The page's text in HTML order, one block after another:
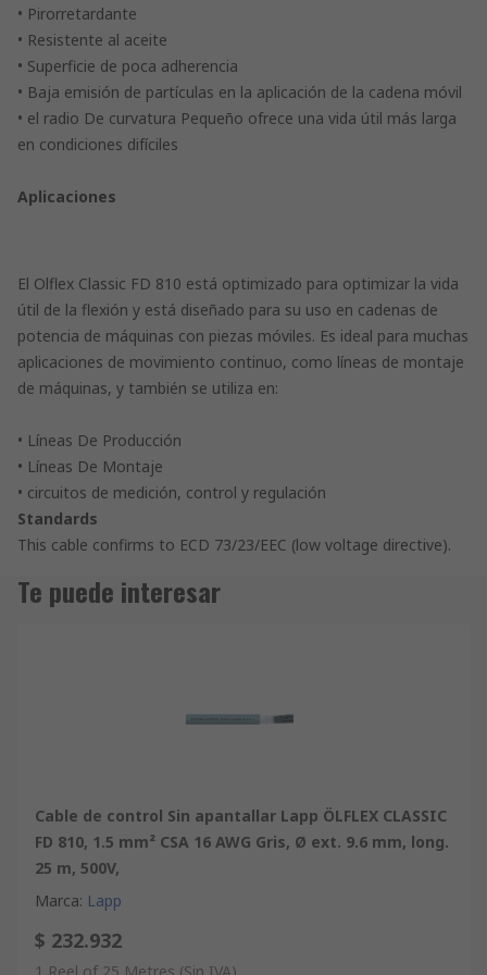
• Pirorretardante
• Resistente al aceite
• Superficie de poca adherencia
• Baja emisión de partículas en la aplicación de la cadena móvil
• el radio De curvatura Pequeño ofrece una vida útil más larga
en condiciones difíciles
Aplicaciones
El Olflex Classic FD 810 está optimizado para optimizar la vida
útil de la flexión y está diseñado para su uso en cadenas de
potencia de máquinas con piezas móviles. Es ideal para muchas
aplicaciones de movimiento continuo, como líneas de montaje
de máquinas, y también se utiliza en:
• Líneas De Producción
• Líneas De Montaje
• circuitos de medición, control y regulación
Standards
This cable confirms to ECD 73/23/EEC (low voltage directive).
Te puede interesar
Cable de control Sin apantallar Lapp ÖLFLEX CLASSIC
FD 810, 1.5 mm² CSA 16 AWG Gris, Ø ext. 9.6 mm, long.
25 m, 500V,
Marca: Lapp
$ 232.932
1 Reel of 25 Metres (Sin IVA)